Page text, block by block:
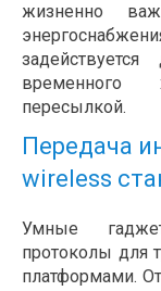
жизненно
временного
пересылкой.
Передача
wireless
Умные
протоколы для
платформами.